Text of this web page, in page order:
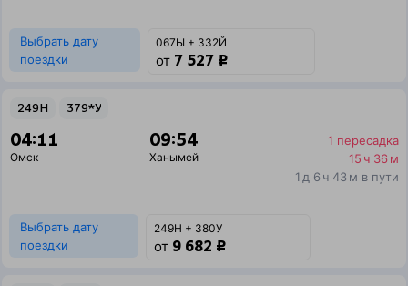
Выбрать дату
поездки
067Ы + 332Й
от 7 527 ₽
249Н 379*У
04:11
Омск
09:54
Ханымей
1 пересадка
15 ч 36 м
1 д 6 ч 43 м в пути
Выбрать дату
поездки
249Н + 380У
от 9 682 ₽